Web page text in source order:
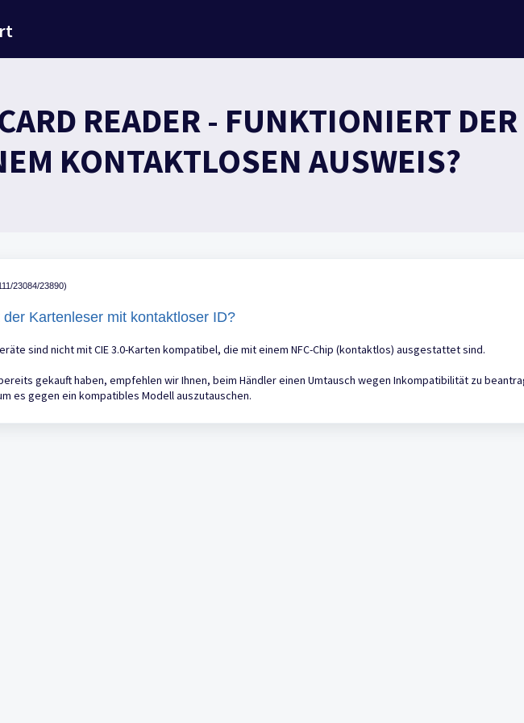
READER - FUNKTIONIERT
KONTAKTLOSEN AUSWEIS?
23084/23890)
Kartenleser mit kontaktloser ID?
sind nicht mit CIE 3.0-Karten kompatibel, die mit einem NFC-Chip (kontaktlos) ausgestattet sind.
gekauft haben, empfehlen wir Ihnen, beim Händler einen Umtausch wegen Inkompatibilität zu
es gegen ein kompatibles Modell auszutauschen.